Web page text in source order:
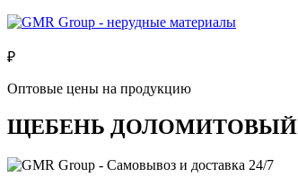
₽
Оптовые цены на продукцию
ЩЕБЕНЬ ДОЛОМИТОВЫЙ